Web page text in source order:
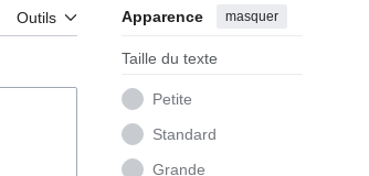
Outils Apparence masquer
Taille du texte
Petite
Standard
Grande